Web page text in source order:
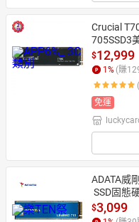
Crucial
705SSD3
$12,999
1 % (賺
免運
ADATA威
SSD固態
$3,099